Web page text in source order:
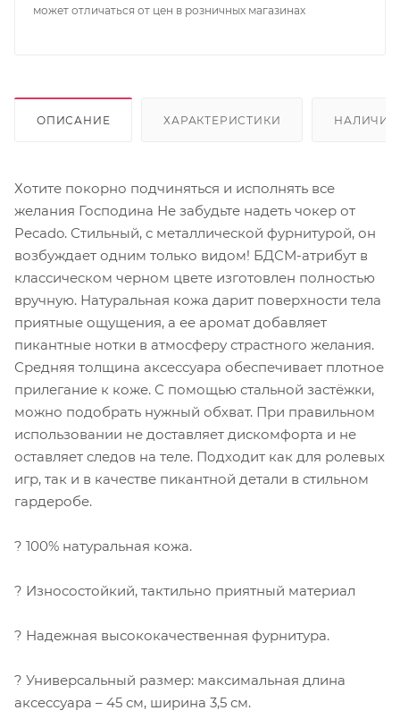
может отличаться от цен в розничных магазинах
ОПИСАНИЕ ХАРАКТЕРИСТИКИ НАЛИЧИЕ
Хотите покорно подчиняться и исполнять все
желания Господина Не забудьте надеть чокер от
Pecado. Стильный, с металлической фурнитурой, он
возбуждает одним только видом! БДСМ-атрибут в
классическом черном цвете изготовлен полностью
вручную. Натуральная кожа дарит поверхности тела
приятные ощущения, а ее аромат добавляет
пикантные нотки в атмосферу страстного желания.
Средняя толщина аксессуара обеспечивает плотное
прилегание к коже. С помощью стальной застёжки,
можно подобрать нужный обхват. При правильном
использовании не доставляет дискомфорта и не
оставляет следов на теле. Подходит как для ролевых
игр, так и в качестве пикантной детали в стильном
гардеробе.
? 100% натуральная кожа.
? Износостойкий, тактильно приятный материал
? Надежная высококачественная фурнитура.
? Универсальный размер: максимальная длина
аксессуара – 45 см, ширина 3,5 см.